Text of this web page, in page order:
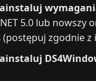
5.0 lub nowszy
(postępuj zgodnie z